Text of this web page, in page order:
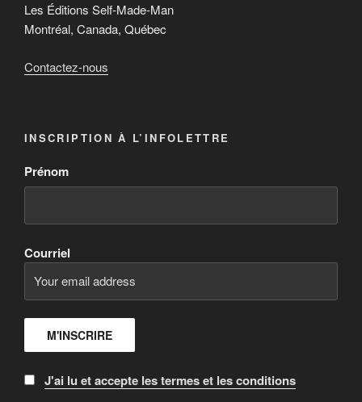
Les Éditions Self-Made-Man
Montréal, Canada, Québec
Contactez-nous
INSCRIPTION À L’INFOLETTRE
Prénom
Courriel
J'ai lu et accepte les termes et les conditions